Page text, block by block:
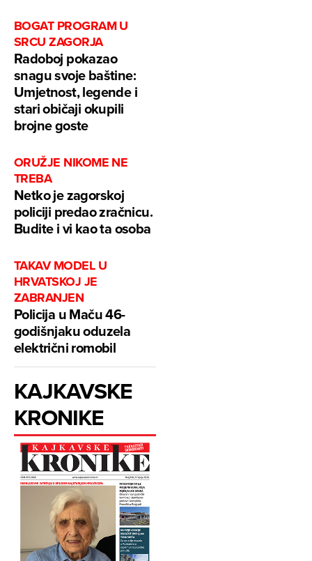
BOGAT PROGRAM U
SRCU ZAGORJA
Radoboj pokazao
snagu svoje baštine:
Umjetnost, legende i
stari običaji okupili
brojne goste
ORUŽJE NIKOME NE
TREBA
Netko je zagorskoj
policiji predao zračnicu.
Budite i vi kao ta osoba
TAKAV MODEL U
HRVATSKOJ JE
ZABRANJEN
Policija u Maču 46-
godišnjaku oduzela
električni romobil
KAJKAVSKE
KRONIKE